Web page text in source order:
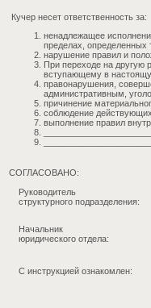
Кучер несет ответственность за:
ненадлежащее
пределах, определенных
нарушение правил и
При переходе на другую
вступающему в
правонарушения,
административным,
причинение
соблюдение
выполнение правил
СОГЛАСОВАНО:
Руководитель
структурного подразделения:
Начальник
юридического отдела:
С инструкцией ознакомлен: